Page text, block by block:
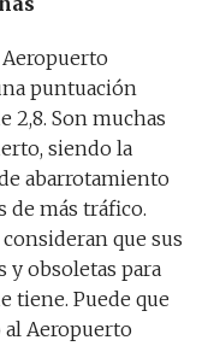
puntuación
2,8. Son muchas
siendo la
abarrotamiento
de más tráfico.
que sus
y obsoletas para
tiene. Puede que
al Aeropuerto